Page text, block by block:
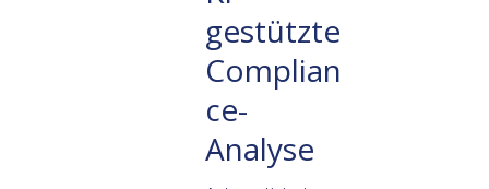
gestützte
Complian
ce-
Analyse